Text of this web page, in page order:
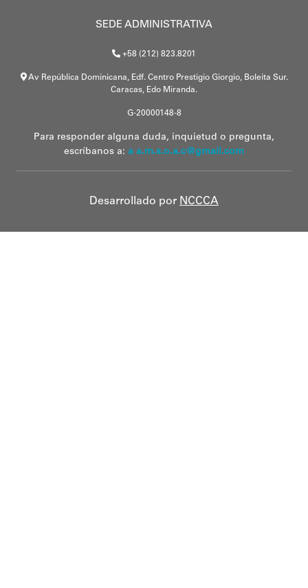
SEDE ADMINISTRATIVA
+58 (212) 823.8201
Av República Dominicana, Edf. Centro Prestigio Giorgio, Boleita Sur.
Caracas, Edo Miranda.
G-20000148-8
Para responder alguna duda, inquietud o pregunta,
escríbanos a: a a.m.s.o.a.c@gmail.com
Desarrollado por NCCCA